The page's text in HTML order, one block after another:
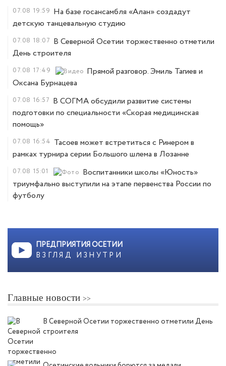
07.08 19:59 На базе госансамбля «Алан» создадут
детскую танцевальную студию
07.08 18:07 В Северной Осетии торжественно отметили
День строителя
07.08 17:49
Прямой разговор. Эмиль Тагиев и
Оксана Бурнацева
07.08 16:57 В СОГМА обсудили развитие системы
подготовки по специальности «Скорая медицинская
помощь»
07.08 16:54 Тасоев может встретиться с Ринером в
рамках турнира серии Большого шлема в Лозанне
07.08 15:01
Воспитанники школы «Юность»
триумфально выступили на этапе первенства России по
футболу
ПРЕДПРИЯТИЯ ОСЕТИИ
ВЗГЛЯД ИЗНУТРИ
Главные новости
В Северной Осетии торжественно отметили День
строителя